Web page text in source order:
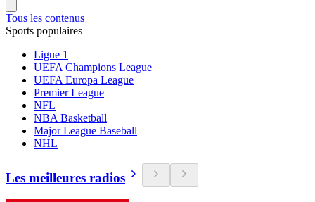
Tous les contenus
Sports populaires
Ligue 1
UEFA Champions League
UEFA Europa League
Premier League
NFL
NBA Basketball
Major League Baseball
NHL
Les meilleures radios